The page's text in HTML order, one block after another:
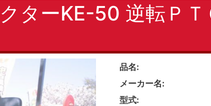
ターKE-50 逆転Ｐ
品名
メーカー名
型式